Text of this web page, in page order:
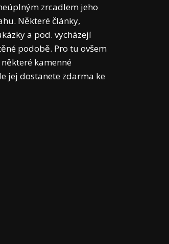
zrcadlem jeho
Některé články,
a pod. vycházejí
podobě. Pro tu ovšem
kamenné
jej dostanete zdarma ke